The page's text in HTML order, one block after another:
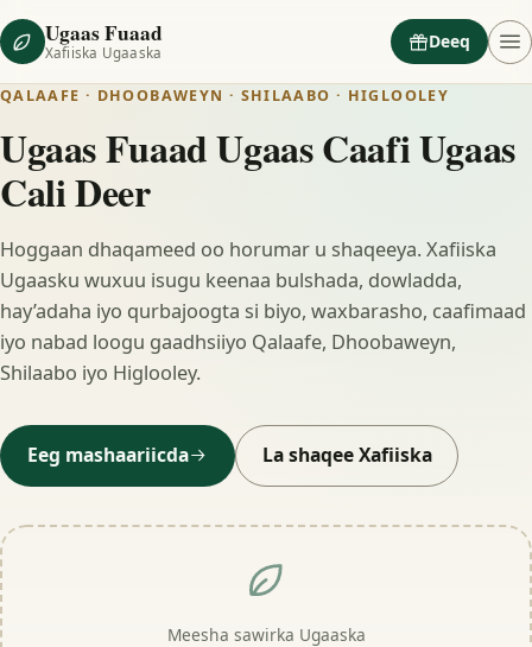
Ugaas Fuaad
Xafiiska Ugaaska
Deeq
QALAAFE · DHOOBAWEYN · SHILAABO · HIGLOOLEY
Ugaas Fuaad Ugaas Caafi Ugaas
Cali Deer
Hoggaan dhaqameed oo horumar u shaqeeya. Xafiiska
Ugaasku wuxuu isugu keenaa bulshada, dowladda,
hay’adaha iyo qurbajoogta si biyo, waxbarasho, caafimaad
iyo nabad loogu gaadhsiiyo Qalaafe, Dhoobaweyn,
Shilaabo iyo Higlooley.
Eeg mashaariicda La shaqee Xafiiska
Meesha sawirka Ugaaska